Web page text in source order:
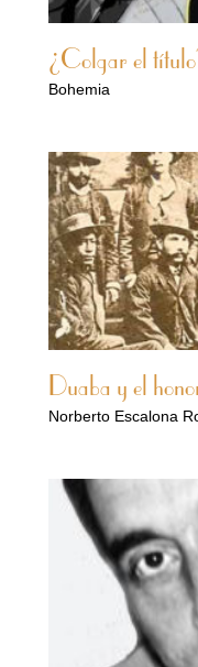
¿Colgar el
Bohemia
Duaba y el
Norberto Escalona